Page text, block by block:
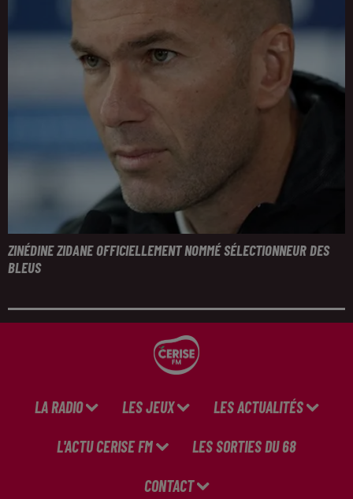
ZINÉDINE ZIDANE OFFICIELLEMENT NOMMÉ SÉLECTIONNEUR DES
BLEUS
LA RADIO LES JEUX LES ACTUALITÉS
L'ACTU CERISE FM LES SORTIES DU 68
CONTACT